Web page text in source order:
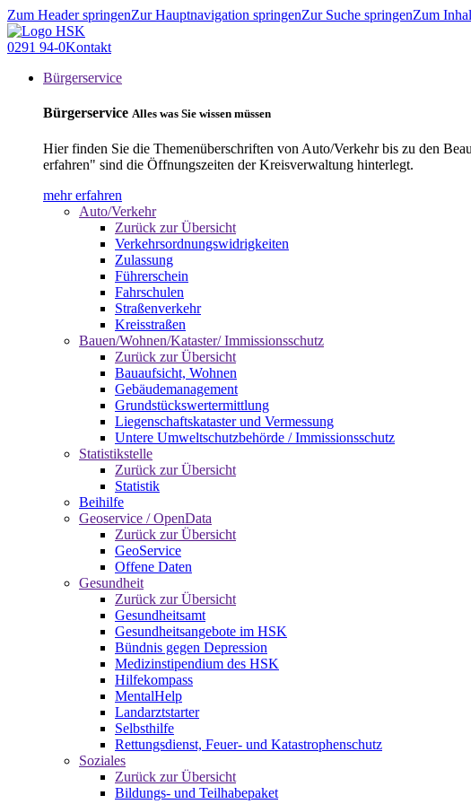
Zum Header springenZur Hauptnavigation springenZur Suche springenZum
0291 94-0Kontakt
Bürgerservice
Bürgerservice Alles was Sie wissen müssen
Hier finden Sie die Themenüberschriften von Auto/Verkehr bis zu den
erfahren" sind die Öffnungszeiten der Kreisverwaltung hinterlegt.
mehr erfahren
Auto/Verkehr
Zurück zur Übersicht
Verkehrsordnungswidrigkeiten
Zulassung
Führerschein
Fahrschulen
Straßenverkehr
Kreisstraßen
Bauen/Wohnen/Kataster/ Immissionsschutz
Zurück zur Übersicht
Bauaufsicht, Wohnen
Gebäudemanagement
Grundstückswertermittlung
Liegenschaftskataster und Vermessung
Untere Umweltschutzbehörde / Immissionsschutz
Statistikstelle
Zurück zur Übersicht
Statistik
Beihilfe
Geoservice / OpenData
Zurück zur Übersicht
GeoService
Offene Daten
Gesundheit
Zurück zur Übersicht
Gesundheitsamt
Gesundheitsangebote im HSK
Bündnis gegen Depression
Medizinstipendium des HSK
Hilfekompass
MentalHelp
Landarztstarter
Selbsthilfe
Rettungsdienst, Feuer- und Katastrophenschutz
Soziales
Zurück zur Übersicht
Bildungs- und Teilhabepaket